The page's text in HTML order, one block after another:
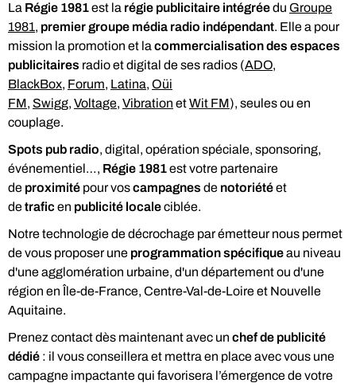
méfiance
La Régie 1981est la régie publicitaire intégréedu Groupe
1981, premier groupe média radio indépendant. Elle a pour
mission la promotion et la commercialisation des espaces
publicitaires radio et digital de ses radios (ADO,
BlackBox, Forum, Latina, Oüi
FM, Swigg, Voltage, Vibration etWit FM), seules ou en
couplage.
Spots pub radio, digital, opération spéciale, sponsoring,
événementiel…, Régie 1981est votre partenaire
de proximité pour voscampagnes de notoriétéet
detrafic en publicité localeciblée.
Notre technologie de décrochage par émetteur nous permet
de vous proposer une programmation spécifiqueau niveau
d'une agglomération urbaine, d'un département ou d'une
région en Île-de-France, Centre-Val-de-Loire et Nouvelle
Aquitaine.
Prenez contact dès maintenant avec un chef de publicité
dédié : il vous conseillera et mettra en place avec vous une
campagne impactante qui favorisera l’émergence de votre